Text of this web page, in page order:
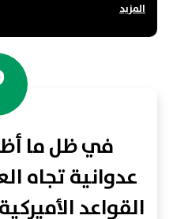
المزيد
في ظل ما
عدوانية تجاه
القواعد